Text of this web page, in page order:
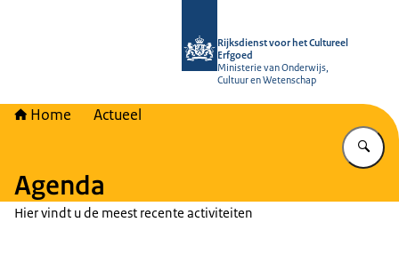
Rijksdienst voor het Cultureel
Erfgoed
Ministerie van Onderwijs,
Cultuur en Wetenschap
Home Actueel
Agenda
Hier vindt u de meest recente activiteiten